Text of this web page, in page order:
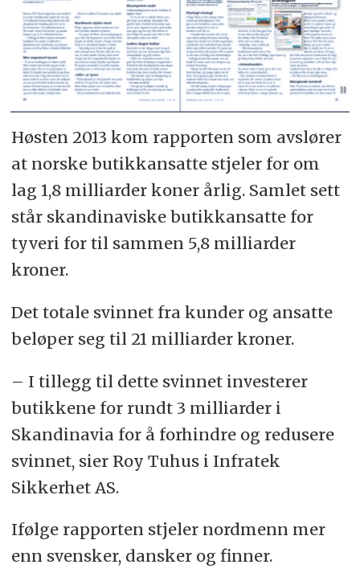
Høsten 2013 kom rapporten som avslører
at norske butikkansatte stjeler for om
lag 1,8 milliarder koner årlig. Samlet sett
står skandinaviske butikkansatte for
tyveri for til sammen 5,8 milliarder
kroner.
Det totale svinnet fra kunder og ansatte
beløper seg til 21 milliarder kroner.
– I tillegg til dette svinnet investerer
butikkene for rundt 3 milliarder i
Skandinavia for å forhindre og redusere
svinnet, sier Roy Tuhus i Infratek
Sikkerhet AS.
Ifølge rapporten stjeler nordmenn mer
enn svensker, dansker og finner.